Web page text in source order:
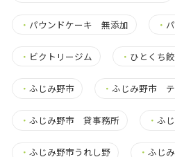
・ パウンドケーキ 無添加 ・
・ ビクトリージム ・ ひとくち
・ ふじみ野市 ・ふじみ野市 テ
・ ふじみ野市 貸事務所 ・ふ
・ ふじみ野市うれし野 ・ふじ